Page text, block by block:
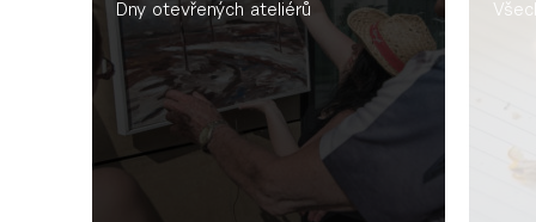
Dny otevřených ateliérů